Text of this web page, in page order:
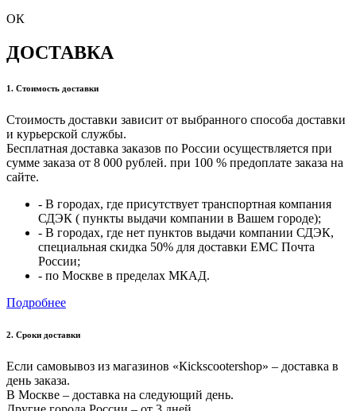
ОК
ДОСТАВКА
1. Стоимость доставки
Стоимость доставки зависит от выбранного способа доставки
и курьерской службы.
Бесплатная доставка заказов по России осуществляется при
сумме заказа от 8 000 рублей. при 100 % предоплате заказа на
сайте.
- В городах, где присутствует транспортная компания
СДЭК ( пункты выдачи компании в Вашем городе);
- В городах, где нет пунктов выдачи компании СДЭК,
специальная скидка 50% для доставки ЕМС Почта
России;
- по Москве в пределах МКАД.
Подробнее
2. Cроки доставки
Если самовывоз из магазинов «Кickscootershop» – доставка в
день заказа.
В Москве – доставка на следующий день.